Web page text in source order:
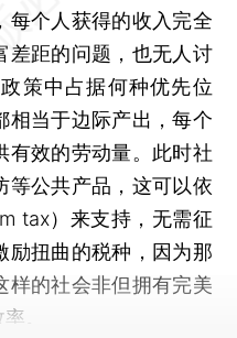
每个人获得的收入完全
差距的问题，也无人讨
策中占据何种优先位
相当于边际产出，每个
有效的劳动量。此时社
等公共产品，这可以依
tax）来支持，无需征
励扭曲的税种，因为那
样的社会非但拥有完美
。